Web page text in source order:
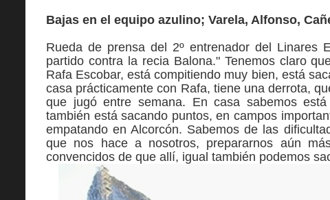
Bajas en el equipo azulino; Varela, Alfonso,
Rueda de prensa del 2º entrenador del Linares
partido contra la recia Balona." Tenemos claro
Rafa Escobar, está compitiendo muy bien, está
casa prácticamente con Rafa, tiene una derrota,
que jugó entre semana. En casa sabemos
también está sacando puntos, en campos
empatando en Alcorcón. Sabemos de las
que nos hace a nosotros, prepararnos aún
convencidos de que allí, igual también podemos